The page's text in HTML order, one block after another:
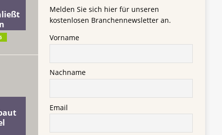
Melden Sie sich hier für unseren
kostenlosen Branchennewsletter an.
Vorname
Nachname
Email